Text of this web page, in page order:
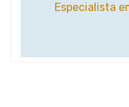
Especialista